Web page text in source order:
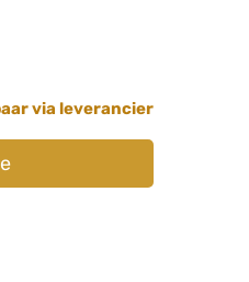
via leverancier